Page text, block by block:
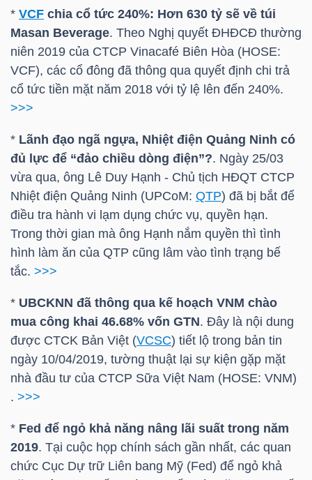
* VCF chia cổ tức 240%: Hơn 630 tỷ sẽ về túi
Masan Beverage. Theo Nghị quyết ĐHĐCĐ thường
niên 2019 của CTCP Vinacafé Biên Hòa (HOSE:
VCF), các cổ đông đã thông qua quyết định chi trả
cổ tức tiền mặt năm 2018 với tỷ lệ lên đến 240%.
>>>
* Lãnh đạo ngã ngựa, Nhiệt điện Quảng Ninh có
đủ lực để “đảo chiều dòng điện”?. Ngày 25/03
vừa qua, ông Lê Duy Hạnh - Chủ tịch HĐQT CTCP
Nhiệt điện Quảng Ninh (UPCoM: QTP) đã bị bắt để
điều tra hành vi lạm dụng chức vụ, quyền hạn.
Trong thời gian mà ông Hạnh nắm quyền thì tình
hình làm ăn của QTP cũng lâm vào tình trạng bế
tắc. >>>
* UBCKNN đã thông qua kế hoạch VNM chào
mua công khai 46.68% vốn GTN. Đây là nội dung
được CTCK Bản Việt (VCSC) tiết lộ trong bản tin
ngày 10/04/2019, tường thuật lại sự kiện gặp mặt
nhà đầu tư của CTCP Sữa Việt Nam (HOSE: VNM)
. >>>
* Fed để ngỏ khả năng nâng lãi suất trong năm
2019. Tại cuộc họp chính sách gần nhất, các quan
chức Cục Dự trữ Liên bang Mỹ (Fed) để ngỏ khả
VĨ
MÔ
NGÀNH
NGHIỆP
PHIẾU
PHÁI
SINH
TRÁI